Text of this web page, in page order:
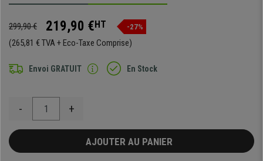
299,90 € 219,90 €HT -27%
(265,81 € TVA + Eco-Taxe Comprise)
Envoi GRATUIT En Stock
- +
AJOUTER AU PANIER